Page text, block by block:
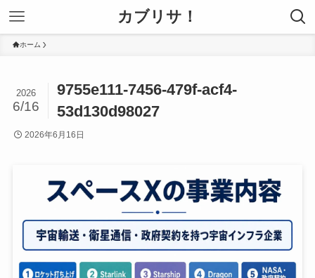
カブリサ！
ホーム
9755e111-7456-479f-acf4-
53d130d98027
2026
6/16
2026年6月16日